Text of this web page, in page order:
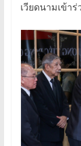
เวียดนามเข้า